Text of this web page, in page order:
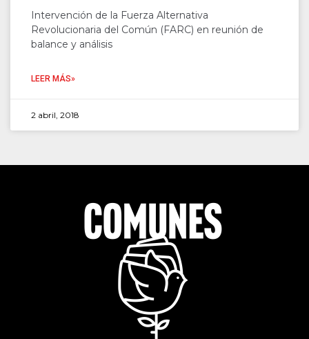
Intervención de la Fuerza Alternativa
Revolucionaria del Común (FARC) en reunión de
balance y análisis
LEER MÁS»
2 abril, 2018